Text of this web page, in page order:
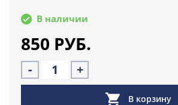
В наличии
850 РУБ.
- +
В корзину